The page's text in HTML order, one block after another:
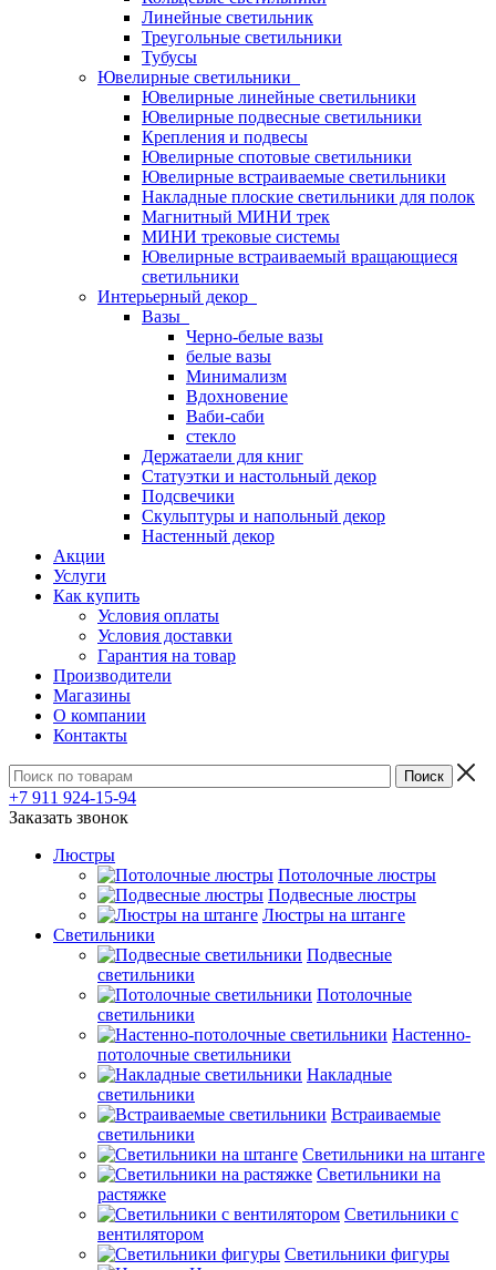
Линейные светильник
Треугольные светильники
Тубусы
Ювелирные светильники
Ювелирные линейные светильники
Ювелирные подвесные светильники
Крепления и подвесы
Ювелирные спотовые светильники
Ювелирные встраиваемые светильники
Накладные плоские светильники для полок
Магнитный МИНИ трек
МИНИ трековые системы
Ювелирные встраиваемый вращающиеся
светильники
Интерьерный декор
Вазы
Черно-белые вазы
белые вазы
Минимализм
Вдохновение
Ваби-саби
стекло
Держатаели для книг
Статуэтки и настольный декор
Подсвечики
Скульптуры и напольный декор
Настенный декор
Акции
Услуги
Как купить
Условия оплаты
Условия доставки
Гарантия на товар
Производители
Магазины
О компании
Контакты
+7 911 924-15-94
Заказать звонок
Люстры
Потолочные люстры
Подвесные люстры
Люстры на штанге
Светильники
Подвесные
светильники
Потолочные
светильники
Настенно-
потолочные светильники
Накладные
светильники
Встраиваемые
светильники
Светильники на штанге
Светильники на
растяжке
Светильники с
вентилятором
Светильники фигуры